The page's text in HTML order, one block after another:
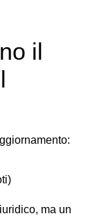
il
)
ma un